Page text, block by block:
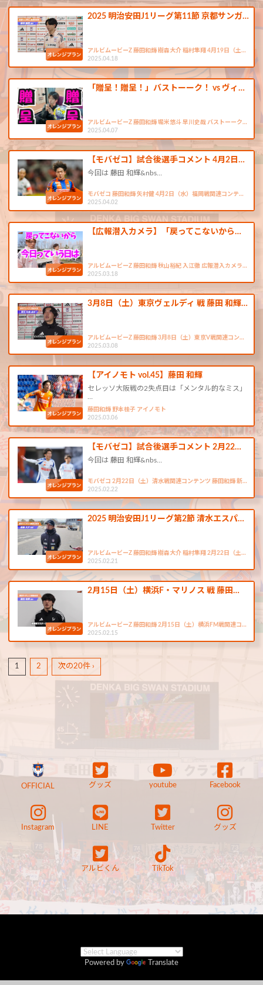
2025 明治安田J1リーグ第11節 京都サンガ…
アルビムービーZ 藤田和輝 樹森大介 稲村隼翔 4月19日（土…
2025.04.18
「贈呈！贈呈！」バストーーク！ vs ヴィ…
アルビムービーZ 藤田和輝 堀米悠斗 早川史哉 バストーーク…
2025.04.07
【モバゼコ】試合後選手コメント 4月2日…
今回は 藤田 和輝&nbs…
モバゼコ 藤田和輝 矢村健 4月2日（水）福岡戦関連コンテ…
2025.04.02
【広報潜入カメラ】「戻ってこないから…
アルビムービーZ 藤田和輝 秋山裕紀 入江徹 広報潜入カメラ…
2025.03.18
3月8日（土）東京ヴェルディ 戦 藤田 和輝…
アルビムービーZ 藤田和輝 3月8日（土）東京V戦関連コン…
2025.03.08
【アイノモト vol.45】藤田 和輝
セレッソ大阪戦の2失点目は「メンタル的なミス」
藤田和輝 野本桂子 アイノモト
2025.03.06
【モバゼコ】試合後選手コメント 2月22…
今回は 藤田 和輝&nbs…
モバゼコ 2月22日（土）清水戦関連コンテンツ 藤田和輝 新…
2025.02.22
2025 明治安田J1リーグ第2節 清水エスパ…
アルビムービーZ 藤田和輝 樹森大介 稲村隼翔 2月22日（土…
2025.02.21
2月15日（土）横浜F・マリノス 戦 藤田…
アルビムービーZ 藤田和輝 2月15日（土）横浜FM戦関連コ…
2025.02.15
1 2 次の20件 ›
OFFICIAL グッズ youtube Facebook
Instagram LINE Twitter グッズ
アルビくん TikTok
Powered by Translate